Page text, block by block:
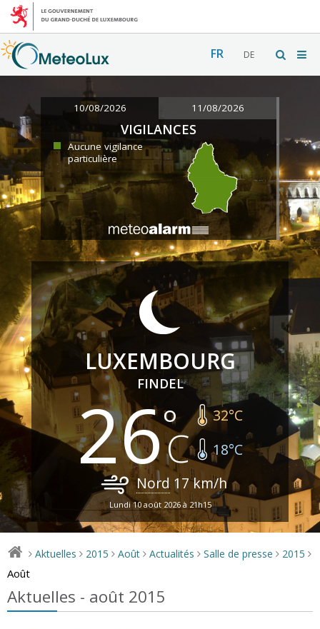
FR DE
10/08/2026 11/08/2026
VIGILANCES
Aucune vigilance
particulière
LUXEMBOURG
FINDEL
26 32°C
18°C
Nord 17km/h
Lundi 10 août 2026 à 21h15
> Aktuelles > 2015 > Août > Actualités > Salle de presse > 2015 >
Août
Aktuelles - août 2015